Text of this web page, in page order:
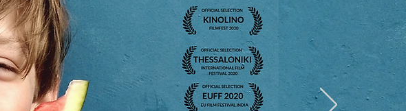
Crystal Bear
Winner
Crystal Bear
Winner
Crystal Bear
Winner